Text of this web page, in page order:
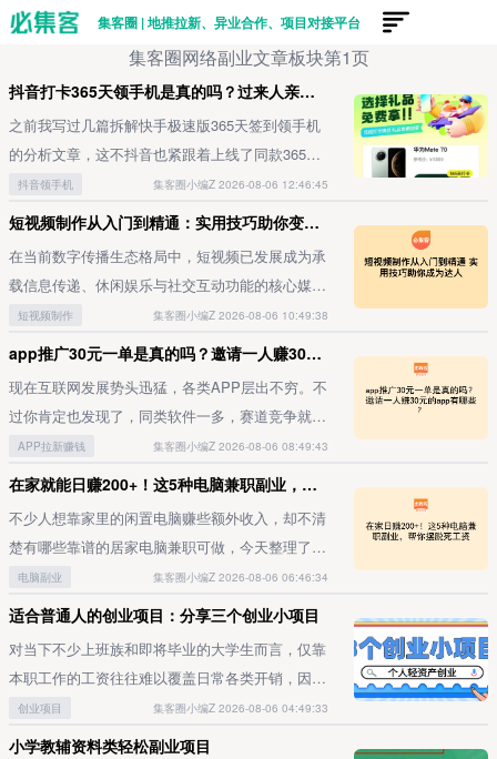
集客圈 | 地推拉新、异业合作、项目对接平台
集客圈网络副业文章板块第1页
抖音打卡365天领手机是真的吗？过来人亲测避雷指南，这三点一定要看！
之前我写过几篇拆解快手极速版365天签到领手机
的分析文章，这不抖音也紧跟着上线了同款365天
打卡领手机活动，最近好多朋友都来问我：抖音打
卡365天领手机是真的吗？抖音极速版打卡领5000
动我都亲身参与了，接下来我就以亲历者的身份给
大家拆解抖音365天打卡领手机的真实性，还整理
了一份对应的避雷指南，对这个活动感兴趣的朋友
一定要耐心看到最后。一、抖音打卡365天领手机
是真的吗？我先把结论撂在最前面：这个活动确实
是真的。目前这个活动上线还不满一年，暂时还没
人完整打满365天领到手机或现金，但从我自己的
打卡体感，再结合不少网友已经拿到的阶段性奖励
来看，这个活动的真实性毋庸置疑。但就算抖音
365天打卡领手机是真的，大家也千万别掉以轻心
——整个任务远不是你以为的点一下签到那么简
单，这点我们在快手极速版的活动上早就有前车之
鉴了。二、打卡避雷指南1、任务难度逐步递增根
据我亲测的情况，抖音打卡前15天确实只要点一下
签到就能完成，但越往后，任务要求会慢慢增加，
会逐步多出看广告、刷视频、挂直播、邀请老用户
抖音领手机 集客圈小编Z 2026-08-06 12:46:45
短视频制作从入门到精通：实用技巧助你变身达人
在当前数字传播生态格局中，短视频已发展成为承
载信息传递、休闲娱乐与社交互动功能的核心媒介
载体。自媒体创作者凭借优质短视频内容，能够精
准触达目标受众群体，实现观点与价值的深度渗透
法论，助力广大创作者熟练掌握这一数字化时代的
核心传播利器。内容定位与受众运营策略主题筛选
的核心逻辑短视频创作的首要核心环节是明确内容
主题方向，覆盖知识科普、情景娱乐、资讯解读等
多元赛道类型。主题筛选需紧密匹配目标受众的需
求图谱与兴趣偏好——例如，若核心受众为青年科
技爱好者，前沿技术动态解析类内容通常能获得更
高的用户关注度。受众画像的精准构建精准洞察受
众的群体特征是内容有效触达的核心前提，画像维
度可覆盖年龄分布、职业属性、兴趣偏好等多个层
面。基于用户画像的深度分析，创作者可实现内容
的个性化定制，进而提升观众的持续关注粘性与主
动互动意愿。叙事框架的系统设计内容策划是短视
短视频制作 集客圈小编Z 2026-08-06 10:49:38
app推广30元一单是真的吗？邀请一人赚30元的app都有哪些？
现在互联网发展势头迅猛，各类APP层出不穷。不
过你肯定也发现了，同类软件一多，赛道竞争就特
别激烈。开发APP的团队为了快速抢占市场，砸钱
推广是常规操作，其中「拉新」就是最常用的手段
后台总有人问我：“推广30元一单真的靠谱吗？到
底哪些平台能稳定拿到这个价？”今天我就结合自
己踩过的坑，跟你细说几个亲身验证过的靠谱项
目。先说结论：单拉新30元是真的，但水分也不
小。我去年刚开始做这行时，被那些“一天赚五
百”的噱头广告忽悠过，结果连踩两次坑才摸清门
道。其实官方活动的佣金普遍在20-50元之间浮
动，但很多小平台会虚报价格。判断靠不靠谱关键
APP拉新赚钱 集客圈小编Z 2026-08-06 08:49:43
在家就能日赚200+！这5种电脑兼职副业，帮你摆脱死工资
不少人想靠家里的闲置电脑赚些额外收入，却不清
楚有哪些靠谱的居家电脑兼职可做，今天整理了五
个覆盖不同技能层级、新手也能快速上手的方向，
同时分享靠谱的资源对接思路，帮你少踩试错坑、
居家电脑兼职如果你具备基础编程能力，不管是做
Web开发、移动端开发，还是写简单的自动化脚
本、开发小型小程序，都能在家接外包订单赚钱。
目前这类需求的市场行情十分稳定，小到个人用户
电脑副业 集客圈小编Z 2026-08-06 06:46:34
适合普通人的创业项目：分享三个创业小项目
对当下不少上班族和即将毕业的大学生而言，仅靠
本职工作的工资往往难以覆盖日常各类开销，因此
不少人都萌生了创业的念头。但仅凭个人手中的现
有资金储备，放到如今竞争白热化的创业环境中，
创业项目 集客圈小编Z 2026-08-06 04:49:33
小学教辅资料类轻松副业项目